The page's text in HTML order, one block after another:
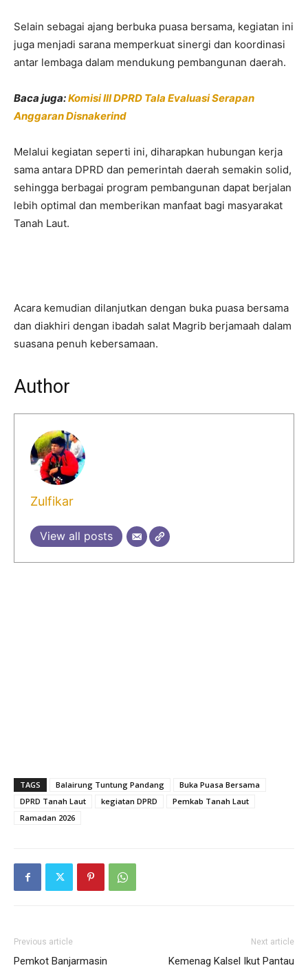
Selain sebagai ajang berbuka puasa bersama, kegiatan ini
juga menjadi sarana memperkuat sinergi dan koordinasi
antar lembaga dalam mendukung pembangunan daerah.
Baca juga:Komisi III DPRD Tala Evaluasi Serapan
Anggaran Disnakerind
Melalui kegiatan seperti ini, diharapkan hubungan kerja
sama antara DPRD dan pemerintah daerah semakin solid,
sehingga berbagai program pembangunan dapat berjalan
lebih optimal dan memberikan manfaat bagi masyarakat
Tanah Laut.
Acara kemudian dilanjutkan dengan buka puasa bersama
dan diakhiri dengan ibadah salat Magrib berjamaah dalam
suasana penuh kebersamaan.
Author
Zulfikar
View all posts
TAGS Balairung Tuntung Pandang
Buka Puasa Bersama
DPRD Tanah Laut
kegiatan DPRD
Pemkab Tanah Laut
Ramadan 2026
Previous article
Pemkot Banjarmasin
Next article
Kemenag Kalsel Ikut Pantau